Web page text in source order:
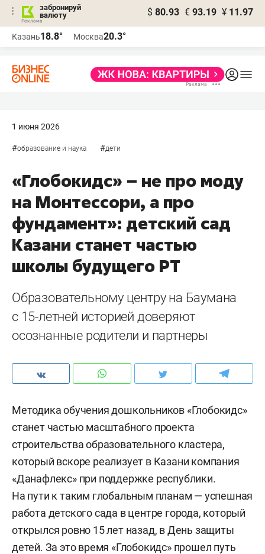
забронируй
валюту
$ 80.93 € 93.19 ¥ 11.97
Казань18.8° Москва20.3°
1 июня 2026
#образование и наука #дети
«Глобокидс» – не про моду
на Монтессори, а про
фундамент»: детский сад
Казани станет частью
школы будущего РТ
Образовательному центру на Баумана
с 15-летней историей доверяют
осознанные родители и партнеры
Методика обучения дошкольников «Глобокидс»
станет частью масштабного проекта
строительства образовательного кластера,
который вскоре реализует в Казани компания
«Данафлекс» при поддержке республики.
На пути к таким глобальным планам — успешная
работа детского сада в центре города, который
открылся ровно 15 лет назад, в День защиты
детей. За это время «Глобокидс» прошел путь